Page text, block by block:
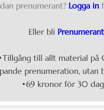
prenumerant? Logga in
Eller bli Prenumerant
till allt material på
prenumeration, utan
•69 kronor för 30